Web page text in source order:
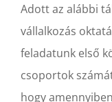
Adott az alábbi
vállalkozás
feladatunk első
csoportok
hogy